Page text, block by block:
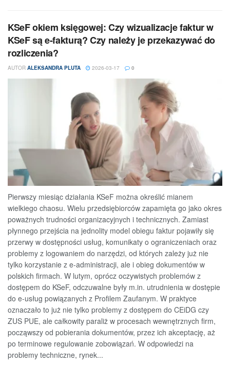
KSeF okiem księgowej: Czy wizualizacje faktur w
KSeF są e-fakturą? Czy należy je przekazywać do
rozliczenia?
AUTOR ALEKSANDRA PLUTA 2026-03-17 0
Pierwszy miesiąc działania KSeF można określić mianem
wielkiego chaosu. Wielu przedsiębiorców zapamięta go jako okres
poważnych trudności organizacyjnych i technicznych. Zamiast
płynnego przejścia na jednolity model obiegu faktur pojawiły się
przerwy w dostępności usług, komunikaty o ograniczeniach oraz
problemy z logowaniem do narzędzi, od których zależy już nie
tylko korzystanie z e-administracji, ale i obieg dokumentów w
polskich firmach. W lutym, oprócz oczywistych problemów z
dostępem do KSeF, odczuwalne były m.in. utrudnienia w dostępie
do e-usług powiązanych z Profilem Zaufanym. W praktyce
oznaczało to już nie tylko problemy z dostępem do CEiDG czy
ZUS PUE, ale całkowity paraliż w procesach wewnętrznych firm,
począwszy od pobierania dokumentów, przez ich akceptację, aż
po terminowe regulowanie zobowiązań. W odpowiedzi na
problemy techniczne, rynek...